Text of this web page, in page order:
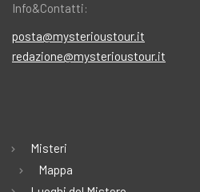
Info&Contatti:
posta@mysterioustour.it
redazione@mysterioustour.it
Misteri
Mappa